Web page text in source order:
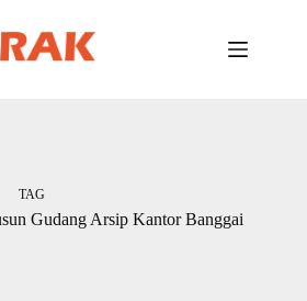
TAG
Gudang Arsip Kantor Banggai